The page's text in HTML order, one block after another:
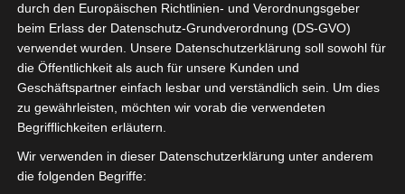
Sonntagmorgen Boules gespielt. Gemäß den Vorbildern
im südlichen Frankreich treffen wir uns hier um 11:00
Uhr in lockerer Runde, um mittels Werfen von
Stahlkugeln in Richtung einer kleinen Holzkugel, genannt
„cochonet“, auf deutsch übersetzt „kleines
kommen dann mit unserem kleinen Köfferchen, in dem
durch den Europäischen Richtlinien- und Verordnungsgeber
beim Erlass der Datenschutz-Grundverordnung (DS-GVO)
verwendet wurden. Unsere Datenschutzerklärung soll sowohl für
die Öffentlichkeit als auch für unsere Kunden und
Geschäftspartner einfach lesbar und verständlich sein. Um dies
zu gewährleisten, möchten wir vorab die verwendeten
Begrifflichkeiten erläutern.
Wir verwenden in dieser Datenschutzerklärung unter anderem
die folgenden Begriffe: